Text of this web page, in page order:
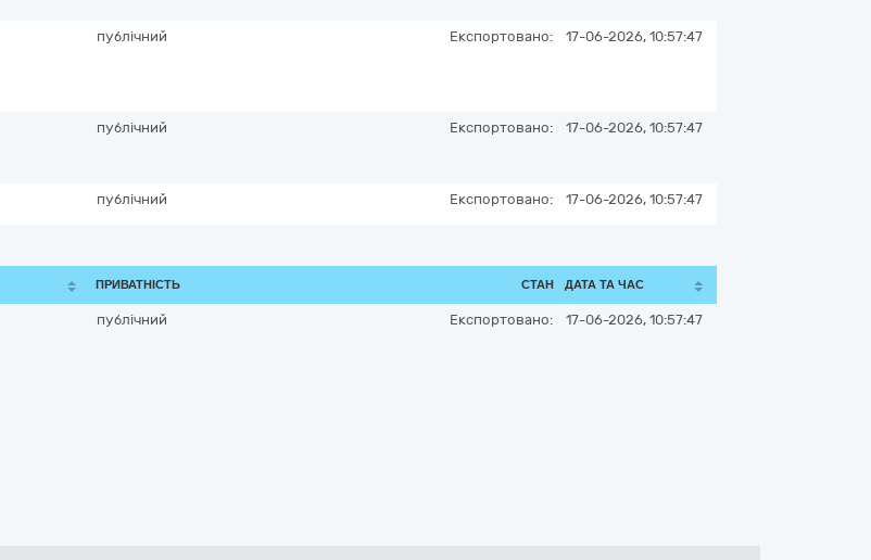
публічний Експортовано: 17-06-2026, 10:57:47
публічний Експортовано: 17-06-2026, 10:57:47
публічний Експортовано: 17-06-2026, 10:57:47
ПРИВАТНІСТЬ СТАН ДАТА ТА ЧАС
публічний Експортовано: 17-06-2026, 10:57:47